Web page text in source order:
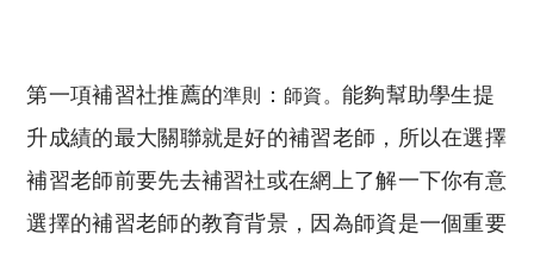
第一項補習社推薦的準則 ： 師資。 能夠幫助學生提
升成績的最大關聯就是好的補習老師，所以在選擇
補習老師前要先去補習社或在網上了解一下你有意
選擇的補習老師的教育背景，因為師資是一個重要